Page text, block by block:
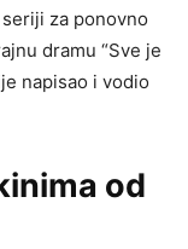
za ponovno
dramu “Sve je
napisao i vodio
od